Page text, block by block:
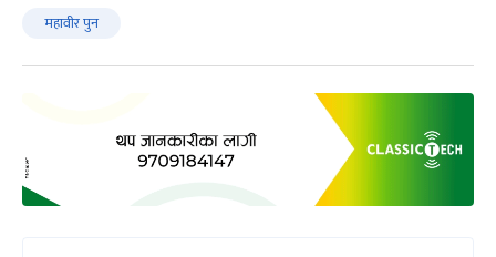
महावीर पुन